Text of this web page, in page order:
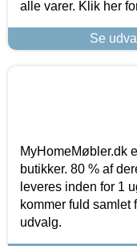
alle varer. Klik her
Se
MyHomeMøbler.dk
butikker. 80 % af
leveres inden for 1
kommer fuld samlet
udvalg.